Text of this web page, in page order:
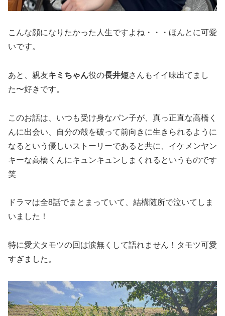
こんな顔になりたかった人生ですよね・・・ほんとに可愛
いです。
あと、親友キミちゃん役の長井短さんもイイ味出てまし
た〜好きです。
このお話は、いつも受け身なパン子が、真っ正直な高橋く
んに出会い、自分の殻を破って前向きに生きられるように
なるという優しいストーリーであると共に、イケメンヤン
キーな高橋くんにキュンキュンしまくれるというものです
笑
ドラマは全8話でまとまっていて、結構随所で泣いてしま
いました！
特に愛犬タモツの回は涙無くして語れません！タモツ可愛
すぎました。